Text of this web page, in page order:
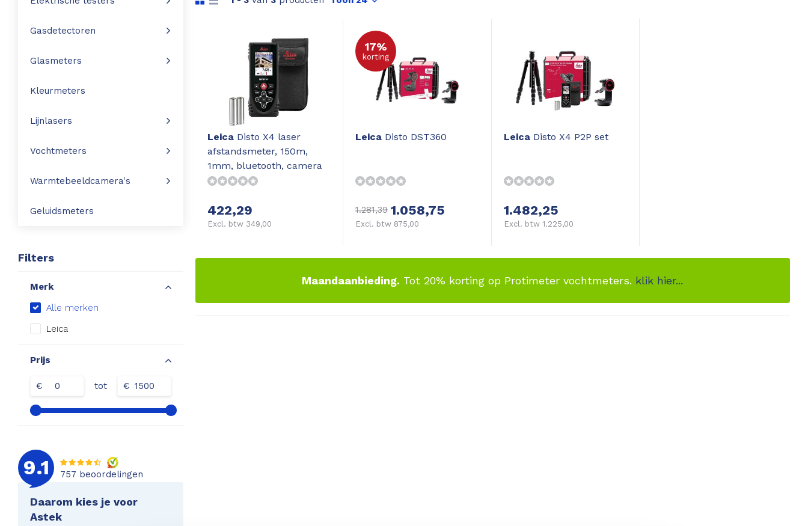
Gasdetectoren
Glasmeters
Kleurmeters
Lijnlasers
Vochtmeters
Warmtebeeldcamera's
Geluidsmeters
Filters
Merk
Alle merken
Leica
Prijs
€ tot €
9.1 757 beoordelingen
Daarom kies je voor
Astek
Leica Disto X4 laser
afstandsmeter, 150m,
1mm, bluetooth, camera
422,29
Excl. btw 349,00
17%
korting
Leica Disto DST360
1.281,39 1.058,75
Excl. btw 875,00
LeicaDisto X4 P2P set
1.482,25
Excl. btw 1.225,00
Maandaanbieding. Tot 20% korting op Protimeter vochtmeters. klik hier...